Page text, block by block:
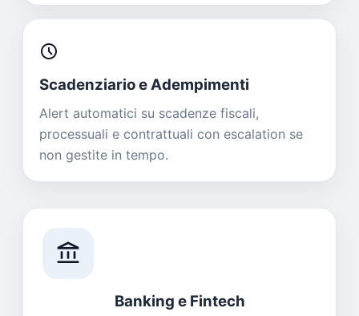
schedule
Scadenziario e Adempimenti
Alert automatici su scadenze fiscali,
processuali e contrattuali con escalation se
non gestite in tempo.
account_balance
Banking e Fintech